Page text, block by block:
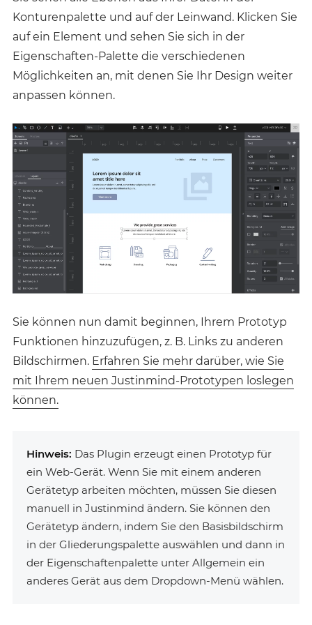
Konturenpalette und auf der Leinwand. Klicken Sie
auf ein Element und sehen Sie sich in der
Eigenschaften-Palette die verschiedenen
Möglichkeiten an, mit denen Sie Ihr Design weiter
anpassen können.
Sie können nun damit beginnen, Ihrem Prototyp
Funktionen hinzuzufügen, z. B. Links zu anderen
Bildschirmen. Erfahren Sie mehr darüber, wie Sie
mit Ihrem neuen Justinmind-Prototypen loslegen
können.
Hinweis: Das Plugin erzeugt einen Prototyp für
ein Web-Gerät. Wenn Sie mit einem anderen
Gerätetyp arbeiten möchten, müssen Sie diesen
manuell in Justinmind ändern. Sie können den
Gerätetyp ändern, indem Sie den Basisbildschirm
in der Gliederungspalette auswählen und dann in
der Eigenschaftenpalette unter Allgemein ein
anderes Gerät aus dem Dropdown-Menü wählen.